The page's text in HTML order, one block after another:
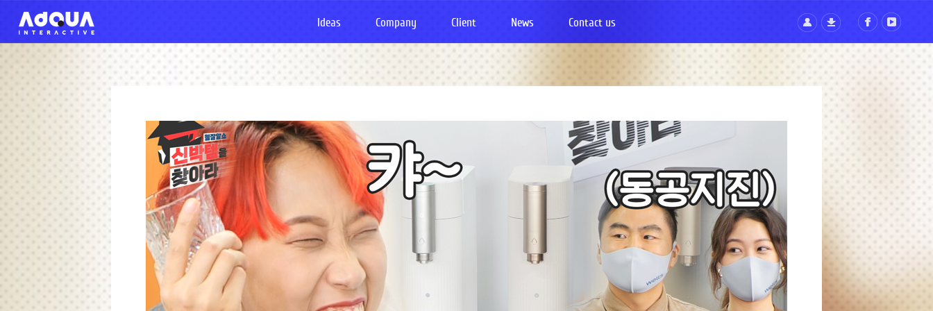
Ideas Company Client News Contact us